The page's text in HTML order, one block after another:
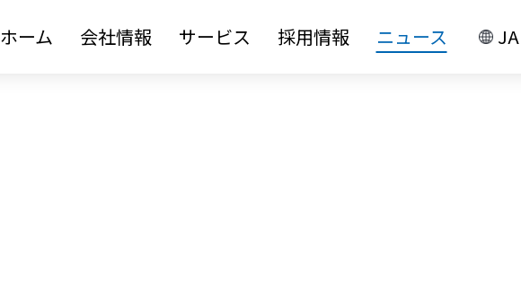
ホーム 会社情報 サービス 採用情報 ニュース JA